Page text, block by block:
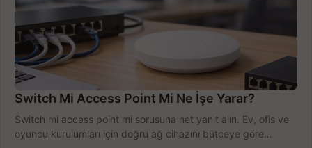
Switch Mi Access Point Mi Ne İşe Yarar?
Switch mi access point mi sorusuna net yanıt alın. Ev, ofis ve
oyuncu kurulumları için doğru ağ cihazını bütçeye göre